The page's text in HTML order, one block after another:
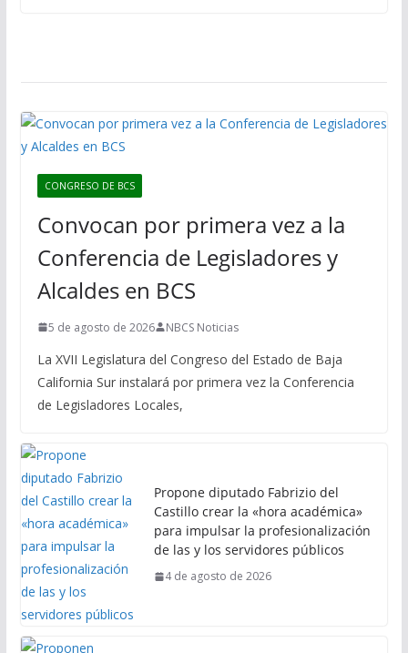
CONGRESO DE BCS
Convocan por primera vez a la
Conferencia de Legisladores y
Alcaldes en BCS
5 de agosto de 2026 NBCS Noticias
La XVII Legislatura del Congreso del Estado de Baja
California Sur instalará por primera vez la Conferencia
de Legisladores Locales,
Propone diputado Fabrizio del
Castillo crear la «hora académica»
para impulsar la profesionalización
de las y los servidores públicos
4 de agosto de 2026